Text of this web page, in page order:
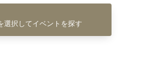
選択してイベントを探す